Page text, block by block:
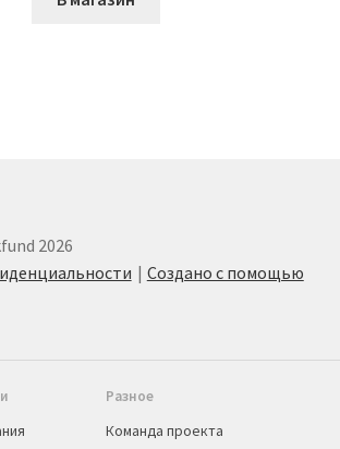
2026
Создано с помощью
Разное
Команда проекта